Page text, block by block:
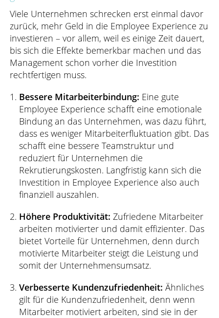
Viele Unternehmen schrecken erst einmal davor
zurück, mehr Geld in die Employee Experience zu
investieren – vor allem, weil es einige Zeit dauert,
bis sich die Effekte bemerkbar machen und das
Management schon vorher die Investition
rechtfertigen muss.
Bessere Mitarbeiterbindung: Eine gute
Employee Experience schafft eine emotionale
Bindung an das Unternehmen, was dazu führt,
dass es weniger Mitarbeiterfluktuation gibt. Das
schafft eine bessere Teamstruktur und
reduziert für Unternehmen die
Rekrutierungskosten. Langfristig kann sich die
Investition in Employee Experience also auch
finanziell auszahlen.
Höhere Produktivität: Zufriedene Mitarbeiter
arbeiten motivierter und damit effizienter. Das
bietet Vorteile für Unternehmen, denn durch
motivierte Mitarbeiter steigt die Leistung und
somit der Unternehmensumsatz.
Verbesserte Kundenzufriedenheit: Ähnliches
gilt für die Kundenzufriedenheit, denn wenn
Mitarbeiter motiviert arbeiten, sind sie in der